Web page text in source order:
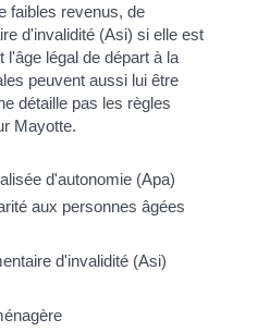
faibles revenus, de
d'invalidité (Asi) si elle est
l'âge légal de départ à la
peuvent aussi lui être
détaille pas les règles
Mayotte.
d'autonomie (Apa)
aux personnes âgées
d'invalidité (Asi)